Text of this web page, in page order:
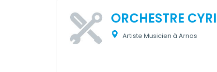
ORCHESTRE
Artiste Musicien à Arnas